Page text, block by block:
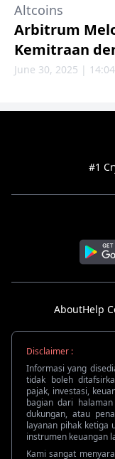
Altcoins
Arbitrum
Kemitraan
June 30, 2025 |
#1
AboutHelp
Disclaimer :
Informasi yang
tidak boleh
pajak, investasi,
bagian dari
dukungan, atau
layanan pihak ketiga
instrumen keuangan
Kami sangat